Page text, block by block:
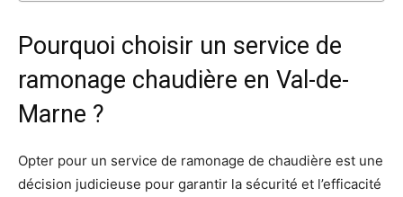
Pourquoi choisir un service de
ramonage chaudière en Val-de-
Marne ?
Opter pour un service de ramonage de chaudière est une
décision judicieuse pour garantir la sécurité et l’efficacité